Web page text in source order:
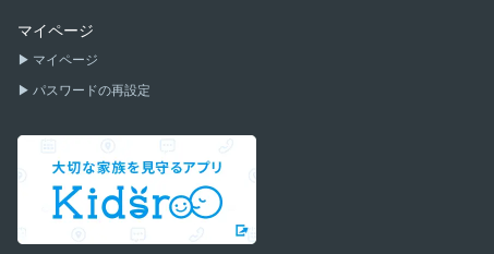
マイページ
マイページ
パスワードの再設定